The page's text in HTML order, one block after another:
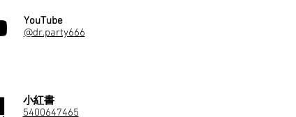
YouTube
@dr.party666
小紅書
5400647465